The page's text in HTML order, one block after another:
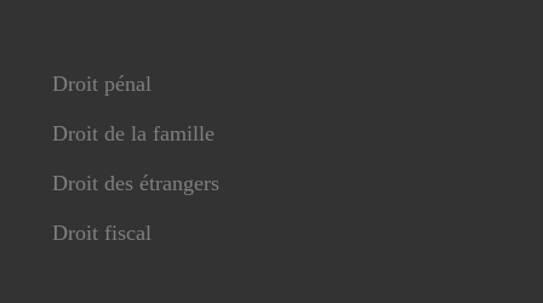
Droit pénal
Droit de la famille
Droit des étrangers
Droit fiscal